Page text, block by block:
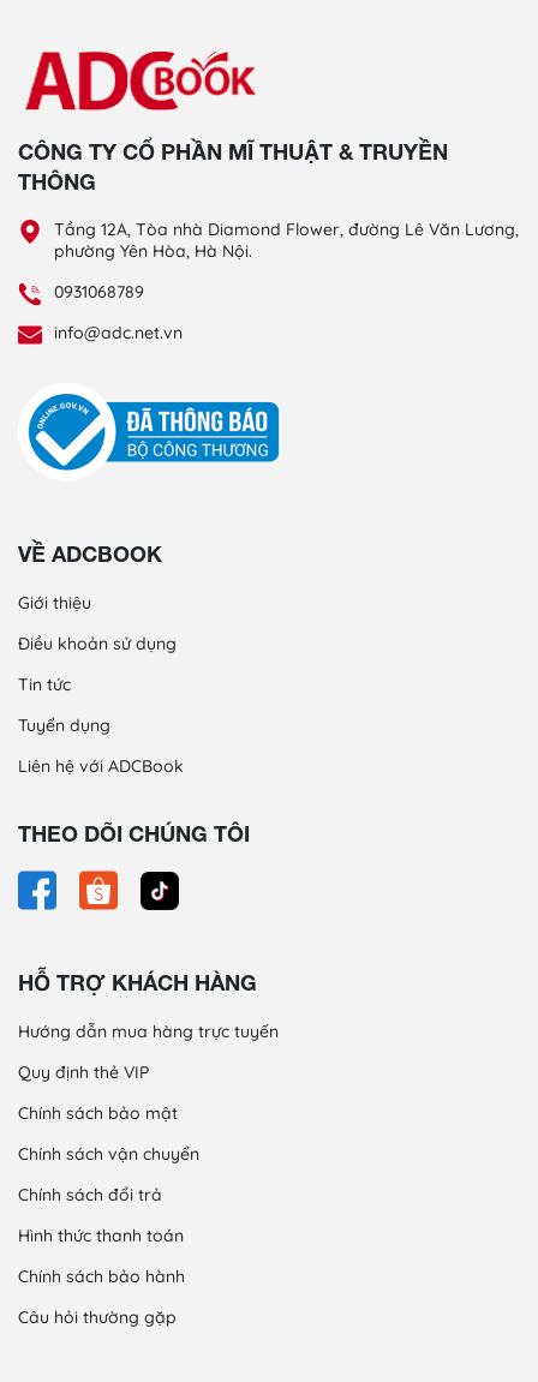
CÔNG TY CỔ PHẦN MĨ THUẬT & TRUYỀN
THÔNG
Tầng 12A, Tòa nhà Diamond Flower, đường Lê Văn Lương,
phường Yên Hòa, Hà Nội.
0931068789
info@adc.net.vn
VỀ ADCBOOK
Giới thiệu
Điều khoản sử dụng
Tin tức
Tuyển dụng
Liên hệ với ADCBook
THEO DÕI CHÚNG TÔI
HỖ TRỢ KHÁCH HÀNG
Hướng dẫn mua hàng trực tuyến
Quy định thẻ VIP
Chính sách bảo mật
Chính sách vận chuyển
Chính sách đổi trả
Hình thức thanh toán
Chính sách bảo hành
Câu hỏi thường gặp